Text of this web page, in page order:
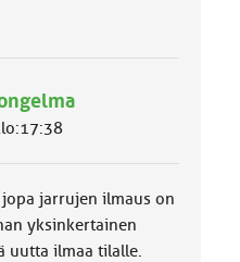
jarrujen ilmaus on
yksinkertainen
uutta ilmaa tilalle.